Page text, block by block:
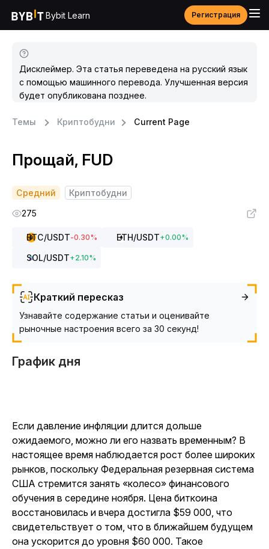
Bybit Learn Регистрация
Дисклеймер. Эта статья переведена на русский язык
с помощью машинного перевода. Улучшенная версия
будет опубликована позднее.
Темы Криптобудни Current Page
Прощай, FUD
Средний
Криптобудни
275
BTC/USDT-0.30% ETH/USDT+0.00%
SOL/USDT+2.10%
Краткий пересказ
Узнавайте содержание статьи и оценивайте
рыночные настроения всего за 30 секунд!
График дня
Если давление инфляции длится дольше
ожидаемого, можно ли его назвать временным? В
настоящее время наблюдается рост более широких
рынков, поскольку Федеральная резервная система
США стремится занять «колесо» финансового
обучения в середине ноября. Цена биткоина
восстановилась и вчера достигла $59 000, что
свидетельствует о том, что в ближайшем будущем
она ускорится до уровня $60 000. Такое